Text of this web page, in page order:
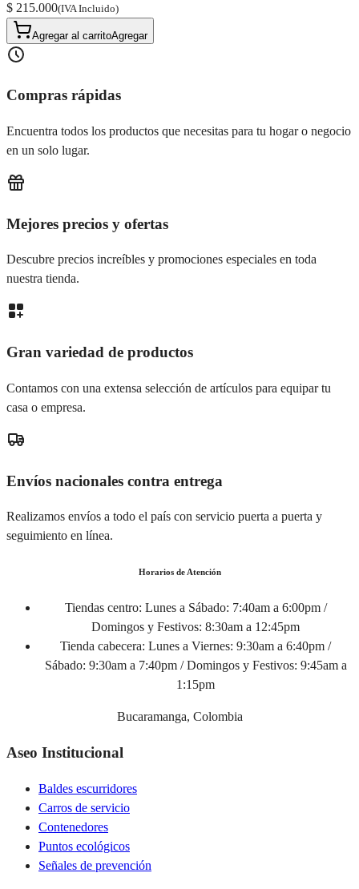
$ 215.000(IVA Incluido)
Agregar al carritoAgregar
Compras rápidas
Encuentra todos los productos que necesitas para tu hogar o negocio
en un solo lugar.
Mejores precios y ofertas
Descubre precios increíbles y promociones especiales en toda
nuestra tienda.
Gran variedad de productos
Contamos con una extensa selección de artículos para equipar tu
casa o empresa.
Envíos nacionales contra entrega
Realizamos envíos a todo el país con servicio puerta a puerta y
seguimiento en línea.
Horarios de Atención
Tiendas centro: Lunes a Sábado: 7:40am a 6:00pm /
Domingos y Festivos: 8:30am a 12:45pm
Tienda cabecera: Lunes a Viernes: 9:30am a 6:40pm /
Sábado: 9:30am a 7:40pm / Domingos y Festivos: 9:45am a
1:15pm
Bucaramanga, Colombia
Aseo Institucional
Baldes escurridores
Carros de servicio
Contenedores
Puntos ecológicos
Señales de prevención